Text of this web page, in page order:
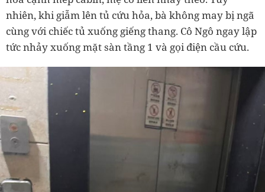
nhiên, khi giẫm lên tủ cứu hỏa, bà không may bị ngã
cùng với chiếc tủ xuống giếng thang. Cô Ngô ngay lập
tức nhảy xuống mặt sàn tầng 1 và gọi điện cầu cứu.